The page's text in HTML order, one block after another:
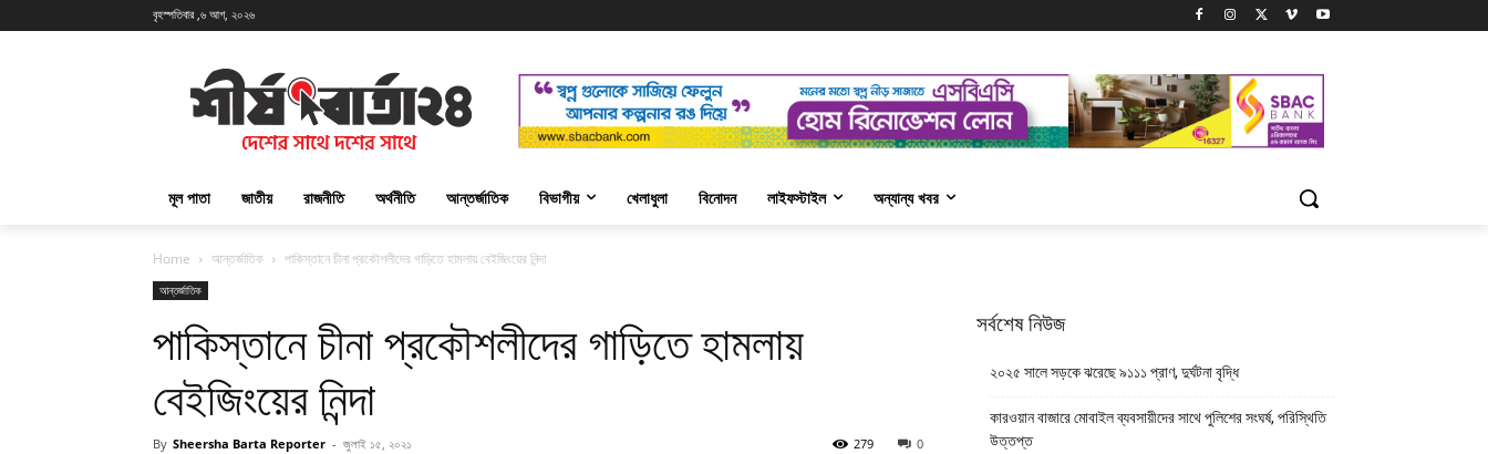
বৃহস্পতিবার ,৬ আগ, ২০২৬
মূল পাতা জাতীয় রাজনীতি অর্থনীতি আন্তর্জাতিক বিভাগীয় খেলাধুলা বিনোদন লাইফস্টাইল অন্যান্য খবর
Home আন্তর্জাতিক পাকিস্তানে চীনা প্রকৌশলীদের গাড়িতে হামলায় বেইজিংয়ের নিন্দা
আন্তর্জাতিক
পাকিস্তানে চীনা প্রকৌশলীদের গাড়িতে হামলায়
বেইজিংয়ের নিন্দা
By Sheersha Barta Reporter - জুলাই ১৫, ২০২১ 0
279
সর্বশেষ নিউজ
২০২৫ সালে সড়কে ঝরেছে ৯১১১ প্রাণ, দুর্ঘটনা বৃদ্ধি
কারওয়ান বাজারে মোবাইল ব্যবসায়ীদের সাথে পুলিশের সংঘর্ষ, পরিস্থিতি
উত্তপ্ত